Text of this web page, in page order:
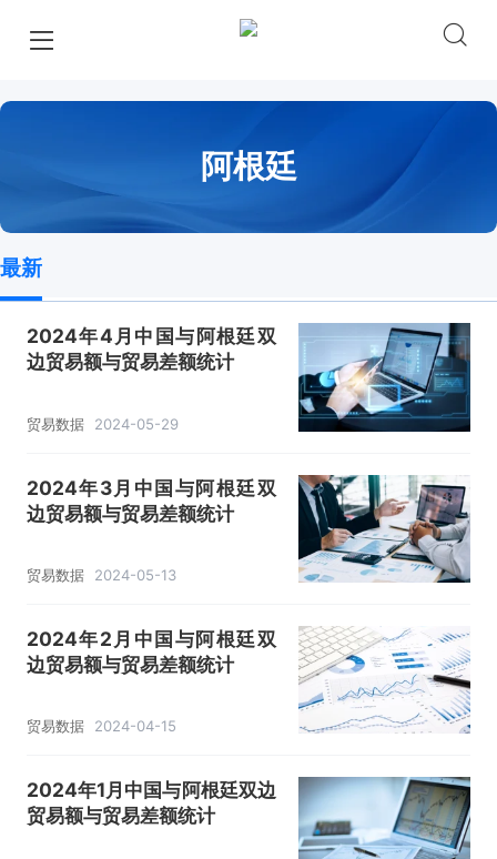
阿根廷
最新
2024年4月中国与阿根廷双
边贸易额与贸易差额统计
贸易数据 2024-05-29
2024年3月中国与阿根廷双
边贸易额与贸易差额统计
贸易数据 2024-05-13
2024年2月中国与阿根廷双
边贸易额与贸易差额统计
贸易数据 2024-04-15
2024年1月中国与阿根廷双边
贸易额与贸易差额统计